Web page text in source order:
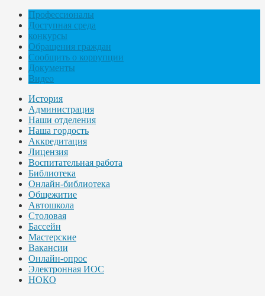
Профессионалы
Доступная среда
конкурсы
Обращения граждан
Сообщить о коррупции
Документы
Видео
История
Администрация
Наши отделения
Наша гордость
Аккредитация
Лицензия
Воспитательная работа
Библиотека
Онлайн-библиотека
Общежитие
Автошкола
Столовая
Бассейн
Мастерские
Вакансии
Онлайн-опрос
Электронная ИОС
НОКО